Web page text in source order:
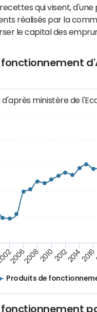
qui visent, d'une
réalisés par la
le capital des
fonctionnement
d'après ministère de
Produits de
200620082010201220142016
fonctionnement